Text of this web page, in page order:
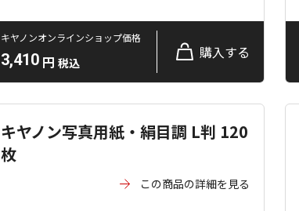
キヤノンオンラインショップ価格
3,410 円 税込
購入する
キヤノン写真用紙・絹目調 L判 120
枚
この商品の詳細を見る